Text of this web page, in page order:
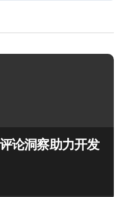
论洞察助力开发